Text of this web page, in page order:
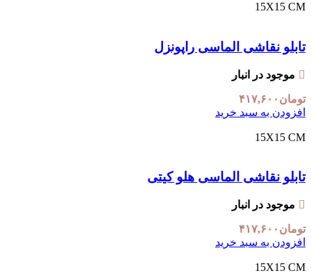
15X15 CM
تابلو نقاشی الماسی راپونزل
موجود در انبار
تومان۴۱۷,۶۰۰
افزودن به سبد خرید
15X15 CM
تابلو نقاشی الماسی هلو کیتی
موجود در انبار
تومان۴۱۷,۶۰۰
افزودن به سبد خرید
15X15 CM